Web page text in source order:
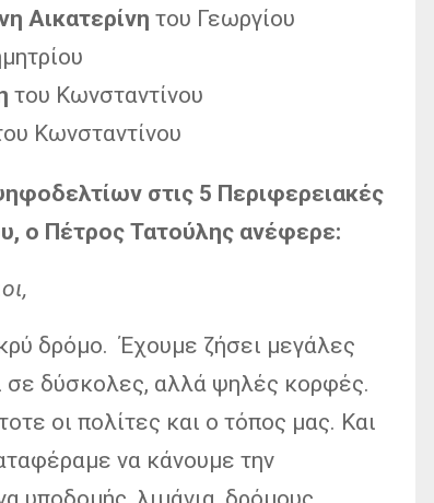
Αικατερίνη του Γεωργίου
του Κωνσταντίνου
Κωνσταντίνου
στις 5 Περιφερειακές
ο Πέτρος Τατούλης ανέφερε:
δρόμο. Έχουμε ζήσει μεγάλες
σε δύσκολες, αλλά ψηλές κορφές.
οι πολίτες και ο τόπος μας. Και
να κάνουμε την